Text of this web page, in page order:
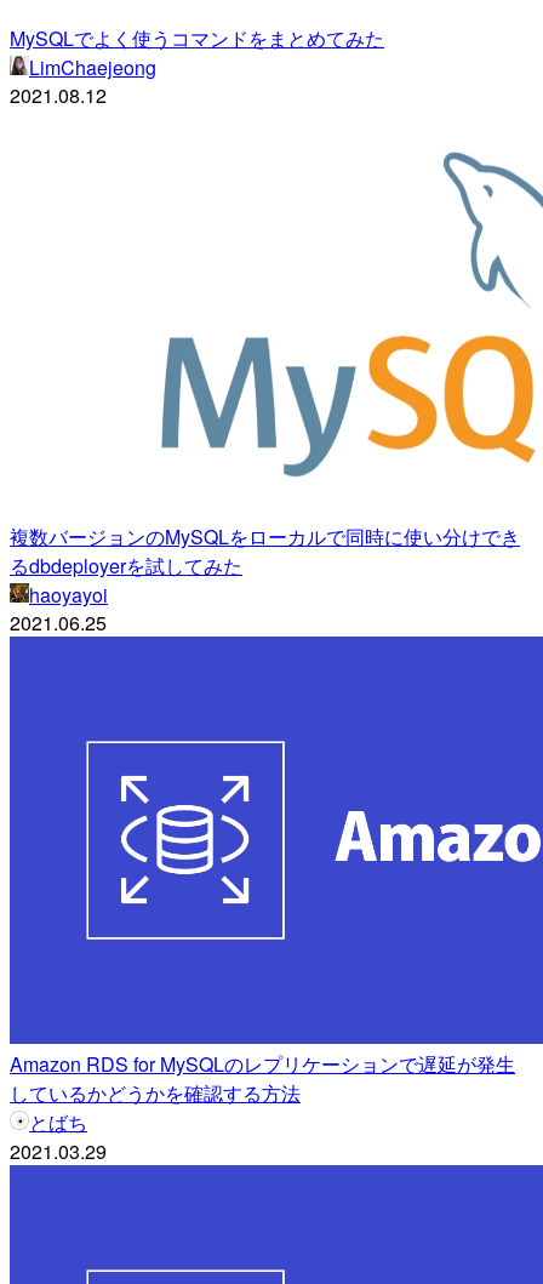
MySQLでよく使うコマンドをまとめてみた
LimChaejeong
2021.08.12
複数バージョンのMySQLをローカルで同時に使い分けでき
るdbdeployerを試してみた
haoyayoi
2021.06.25
Amazon RDS for MySQLのレプリケーションで遅延が発生
しているかどうかを確認する方法
とばち
2021.03.29